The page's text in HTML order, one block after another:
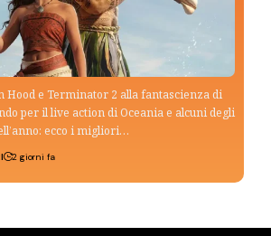
Hood e Terminator 2 alla fantascienza di
per il live action di Oceania e alcuni degli
ecco i migliori…
2 giorni fa